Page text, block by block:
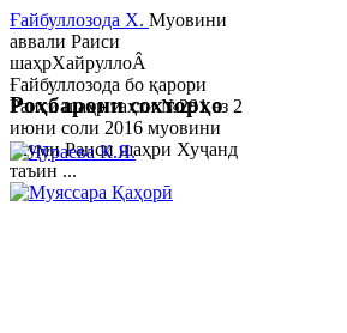
Ғайбуллозода Х. Муовини
аввали Раиси
шаҳрХайруллоÂ
Ғайбуллозода бо қарори
Раиси шаҳр таҳти №281 аз 2
июни соли 2016 муовини
якуми Раиси шаҳри Хуҷанд
таъин ...
Роҳбарони сохторҳо